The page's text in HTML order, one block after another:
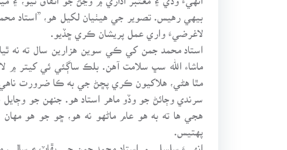
بيهي رهيس. تصوير جي هيٺيان لکيل هو، ”استاد
لاغرضيءَ واري عمل پريشان ڪري ڇڏيو.
استاد محمد جمن کي ڪي سوين هزارين سال ته نه
ماشاء الله سڀ سلامت آهن. بلڪ ساڳئي ئي کيتر ۾
مٿا هڻي، هلاکيون ڪري پڇڻ جي به ڪا ضرورت
سرندي وڄائڻ جو وڏو ماهر استاد هو. جنهن جو
هجي ها ته به هو عام ماڻهو نه هو، ڇو جو هو
انهيءَ سلسلي ۾ استاد محمد جمن جي پڦاٽ ۽ سالي،